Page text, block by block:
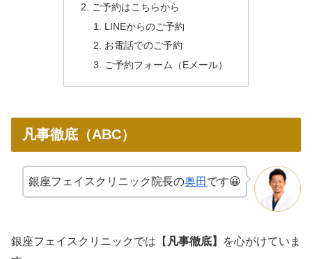
ご予約はこちらから
LINEからのご予約
お電話でのご予約
ご予約フォーム（Eメール）
凡事徹底（ABC）
銀座フェイスクリニック院長の奥田 です😀
銀座フェイスクリニックでは【 凡事徹底】
を心がけていま